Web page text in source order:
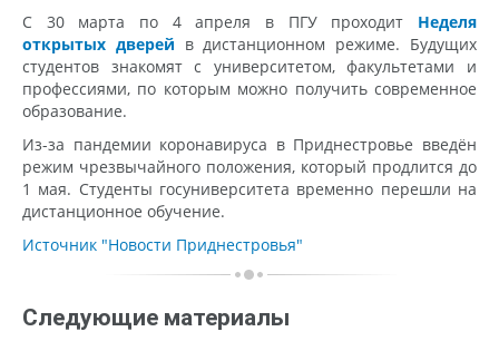
С 30 марта по 4 апреля в ПГУ проходит Неделя
открытых дверей в дистанционном режиме. Будущих
студентов знакомят с университетом, факультетами и
профессиями, по которым можно получить современное
образование.
Из-за пандемии коронавируса в Приднестровье введён
режим чрезвычайного положения, который продлится до
1 мая. Студенты госуниверситета временно перешли на
дистанционное обучение.
Источник "Новости Приднестровья"
Следующие материалы